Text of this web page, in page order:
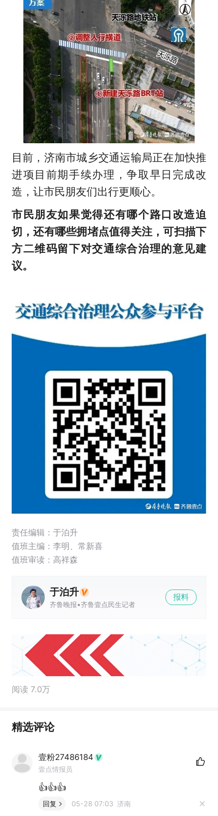
目前，济南市城乡交通运输局正在加快推
进项目前期手续办理，争取早日完成改
造，让市民朋友们出行更顺心。
市民朋友如果觉得还有哪个路口改造迫
切，还有哪些拥堵点值得关注，可扫描下
方二维码留下对交通综合治理的意见建
议。
责任编辑：于泊升
值班主编： 李明
常新喜
值班审读：高祥森
于泊升
齐鲁晚报•齐鲁壹点民生记者
报料
阅读 7.0万
精选评论
壹粉27486184
壹点情报员
👍👍👍
回复 05-28 07:03 济南